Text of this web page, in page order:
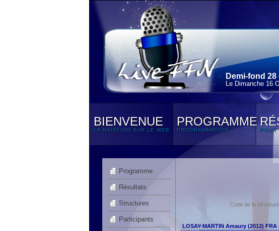
Demi-fond 28
Le Dimanche 16
BIENVENUE
LA NATATION SUR LE WEB
PROGRAMME
PROGRAMMATION POUR
Programme
Résultats
Structures
Participants
Code de la
LOSAY-MARTIN Amaury (2012) FRA